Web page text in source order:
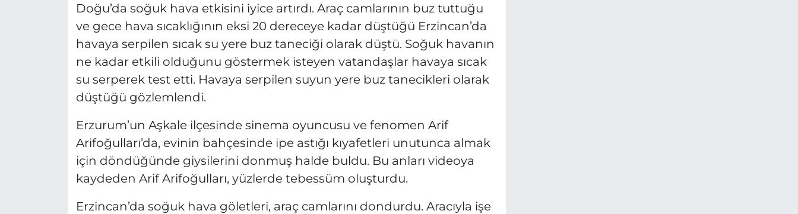
Doğu’da soğuk hava etkisini iyice artırdı. Araç camlarının buz tuttuğu
ve gece hava sıcaklığının eksi 20 dereceye kadar düştüğü Erzincan’da
havaya serpilen sıcak su yere buz taneciği olarak düştü. Soğuk havanın
ne kadar etkili olduğunu göstermek isteyen vatandaşlar havaya sıcak
su serperek test etti. Havaya serpilen suyun yere buz tanecikleri olarak
düştüğü gözlemlendi.
Erzurum’un Aşkale ilçesinde sinema oyuncusu ve fenomen Arif
Arifoğulları’da, evinin bahçesinde ipe astığı kıyafetleri unutunca almak
için döndüğünde giysilerini donmuş halde buldu. Bu anları videoya
kaydeden Arif Arifoğulları, yüzlerde tebessüm oluşturdu.
Erzincan’da soğuk hava göletleri, araç camlarını dondurdu. Aracıyla işe